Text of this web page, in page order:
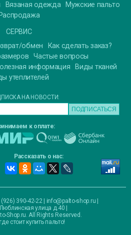
Вязаная одежда
Мужские пальто
Распродажа
СЕРВИС
обмен
Как сделать заказ?
Частые вопросы
информация
Виды тканей
утеплителей
НА НОВОСТИ:
к оплате:
Рассказать о нас:
390-42-22 | info@palto-shop.ru
улица д.40
Shop.ru. All Rights Reserved.
стоит купить пальто!